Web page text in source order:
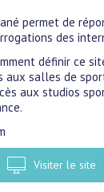
permet de
des
définir ce
aux salles de
aux studios
Visiter le site